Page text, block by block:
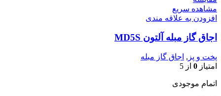
مشاهده سریع
افزودن به علاقه مندی
اجاق گاز مبله آلتون MD5S
پخت و پز , اجاق گاز مبله
امتیاز 0 از 5
اتمام موجودی